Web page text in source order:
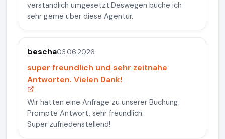
verständlich umgesetzt.Deswegen buche ich
sehr gerne über diese Agentur.
bescha03.06.2026
super freundlich und sehr zeitnahe
Antworten. Vielen Dank!
Wir hatten eine Anfrage zu unserer Buchung.
Prompte Antwort, sehr freundlich.
Super zufriedenstellend!